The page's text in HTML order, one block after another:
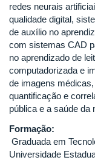
redes neurais
qualidade digital,
de auxílio no
com sistemas CAD
no aprendizado de
computadorizada e
de imagens
quantificação e
pública e a saúde da
Formação:
Graduada em
Universidade